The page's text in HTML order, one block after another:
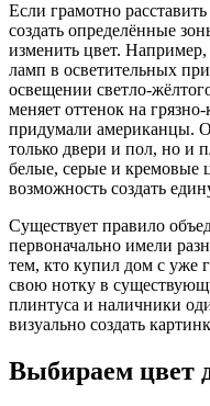
Если грамотно
создать определённые
изменить цвет.
ламп в осветительных
освещении светло-
меняет оттенок на
придумали американцы.
только двери и пол, но и
белые, серые и кремовые
возможность создать
Существует правило
первоначально имели
тем, кто купил дом с уже
свою нотку в
плинтуса и наличники
визуально создать
Выбираем цвет